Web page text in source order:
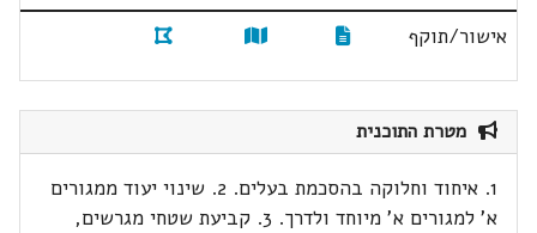
אישור/תוקף
מטרת התוכנית
1. איחוד וחלוקה בהסכמת בעלים. 2. שינוי יעוד ממגורים
א' למגורים א' מיוחד ולדרך. 3. קביעת שטחי מגרשים,